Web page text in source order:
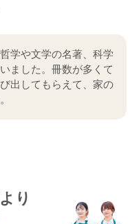
学や文学の名著、科学
ました。冊数が多くて
出してもらえて、家の
り